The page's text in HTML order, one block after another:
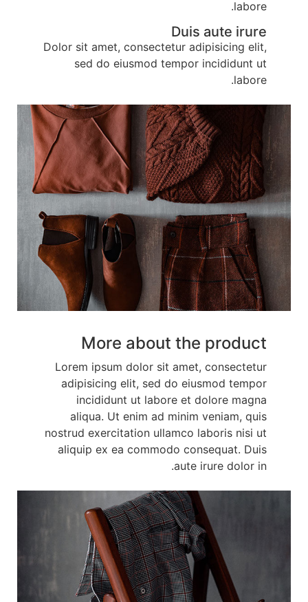
labore.
Duis aute irure
Dolor sit amet, consectetur adipisicing elit,
sed do eiusmod tempor incididunt ut
labore.
More about the product
Lorem ipsum dolor sit amet, consectetur
adipisicing elit, sed do eiusmod tempor
incididunt ut labore et dolore magna
aliqua. Ut enim ad minim veniam, quis
nostrud exercitation ullamco laboris nisi ut
aliquip ex ea commodo consequat. Duis
aute irure dolor in.